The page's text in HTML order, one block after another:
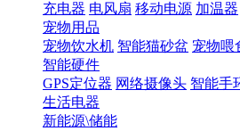
充电器 电风扇 移动电源 加温器
宠物用品
宠物饮水机 智能猫砂盆 宠物喂
智能硬件
GPS定位器 网络摄像头 智能手
生活电器
新能源\储能